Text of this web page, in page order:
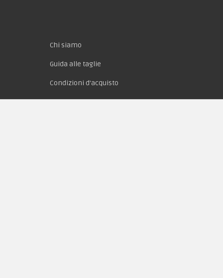
Chi siamo
Guida alle taglie
Condizioni d'acquisto
Privacy & Cookie